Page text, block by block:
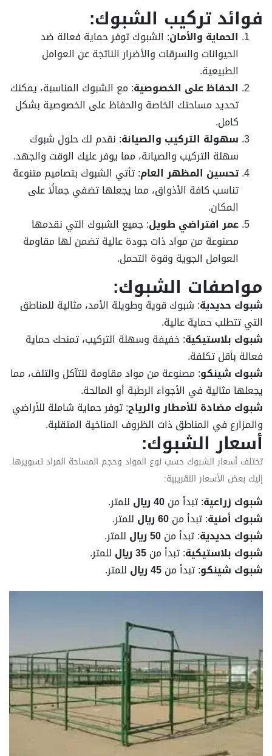
فوائد تركيب الشبوك:
الحماية والأمان: الشبوك توفر حماية فعالة ضد
الحيوانات والسرقات والأضرار الناتجة عن العوامل
الطبيعية.
الحفاظ على الخصوصية: مع الشبوك المناسبة، يمكنك
تحديد مساحتك الخاصة والحفاظ على الخصوصية بشكل
كامل.
سهولة التركيب والصيانة: نقدم لك حلول شبوك
سهلة التركيب والصيانة، مما يوفر عليك الوقت والجهد.
تحسين المظهر العام: تأتي الشبوك بتصاميم متنوعة
تناسب كافة الأذواق، مما يجعلها تضفي جمالًا على
المكان.
عمر افتراضي طويل: جميع الشبوك التي نقدمها
مصنوعة من مواد ذات جودة عالية تضمن لها مقاومة
العوامل الجوية وقوة التحمل.
مواصفات الشبوك:
شبوك حديدية: شبوك قوية وطويلة الأمد، مثالية للمناطق
التي تتطلب حماية عالية.
شبوك بلاستيكية: خفيفة وسهلة التركيب، تمنحك حماية
فعالة بأقل تكلفة.
شبوك شينكو: مصنوعة من مواد مقاومة للتآكل والتلف، مما
يجعلها مثالية في الأجواء الرطبة أو المالحة.
شبوك مضادة للأمطار والرياح: توفر حماية شاملة للأراضي
والمزارع في المناطق ذات الظروف المناخية المتقلبة.
أسعار الشبوك:
تختلف أسعار الشبوك حسب نوع المواد وحجم المساحة المراد تسويرها.
إليك بعض الأسعار التقريبية:
شبوك زراعية: تبدأ من40 ريال
للمتر.
شبوك أمنية: تبدأ من60 ريال
للمتر.
شبوك حديدية: تبدأ من50 ريال
للمتر.
شبوك بلاستيكية: تبدأ من35 ريال
للمتر.
شبوك شينكو: تبدأ من45 ريال للمتر.